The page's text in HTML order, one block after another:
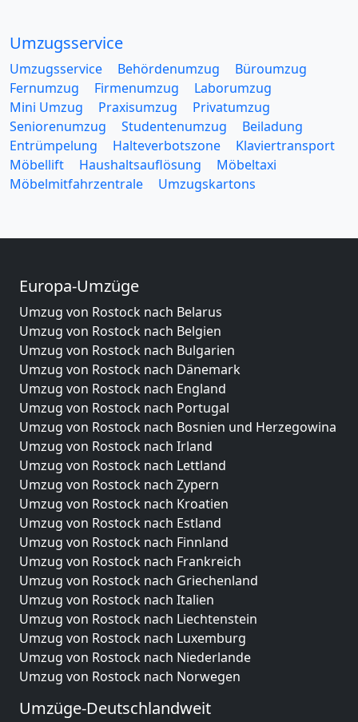
Umzugsservice
Umzugsservice Behördenumzug
Büroumzug
Fernumzug
Firmenumzug
Laborumzug
Mini Umzug
Praxisumzug
Privatumzug
Seniorenumzug
Studentenumzug
Beiladung
Entrümpelung
Halteverbotszone
Klaviertransport
Möbellift
Haushaltsauflösung
Möbeltaxi
Möbelmitfahrzentrale
Umzugskartons
Europa-Umzüge
Umzug von Rostock nach Belarus
Umzug von Rostock nach Belgien
Umzug von Rostock nach Bulgarien
Umzug von Rostock nach Dänemark
Umzug von Rostock nach England
Umzug von Rostock nach Portugal
Umzug von Rostock nach Bosnien und Herzegowina
Umzug von Rostock nach Irland
Umzug von Rostock nach Lettland
Umzug von Rostock nach Zypern
Umzug von Rostock nach Kroatien
Umzug von Rostock nach Estland
Umzug von Rostock nach Finnland
Umzug von Rostock nach Frankreich
Umzug von Rostock nach Griechenland
Umzug von Rostock nach Italien
Umzug von Rostock nach Liechtenstein
Umzug von Rostock nach Luxemburg
Umzug von Rostock nach Niederlande
Umzug von Rostock nach Norwegen
Umzüge-Deutschlandweit